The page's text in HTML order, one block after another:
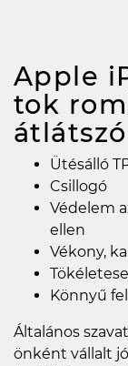
Apple
tok
átlátszó
Ütésálló
Csillogó
Védelem
ellen
Vékony,
Könnyű
Általános
önként vállalt